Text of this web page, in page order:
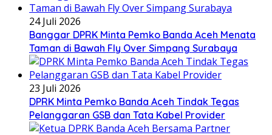
24 Juli 2026
Banggar DPRK Minta Pemko Banda Aceh Menata
Taman di Bawah Fly Over Simpang Surabaya
23 Juli 2026
DPRK Minta Pemko Banda Aceh Tindak Tegas
Pelanggaran GSB dan Tata Kabel Provider